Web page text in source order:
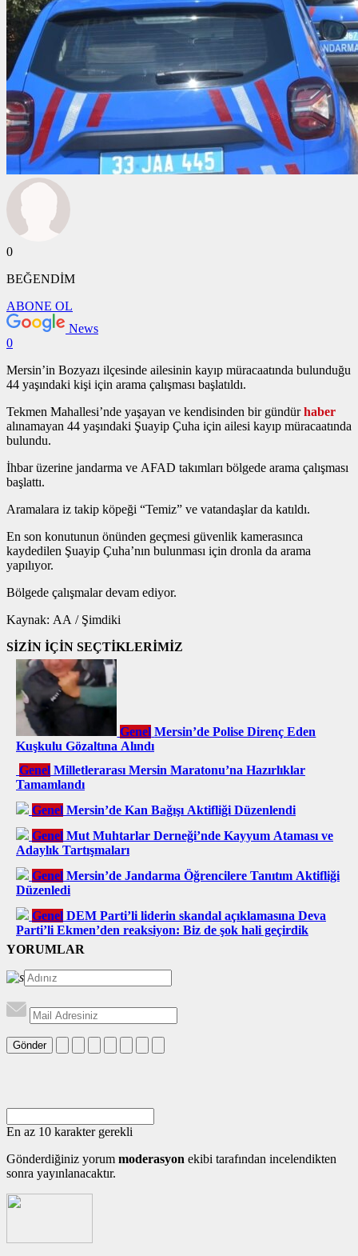
0
BEĞENDİM
ABONE OL
News
0
Mersin’in Bozyazı ilçesinde ailesinin kayıp müracaatında bulunduğu
44 yaşındaki kişi için arama çalışması başlatıldı.
Tekmen Mahallesi’nde yaşayan ve kendisinden bir gündürhaber
alınamayan 44 yaşındaki Şuayip Çuha için ailesi kayıp müracaatında
bulundu.
İhbar üzerine jandarma ve AFAD takımları bölgede arama çalışması
başlattı.
Aramalara iz takip köpeği “Temiz” ve vatandaşlar da katıldı.
En son konutunun önünden geçmesi güvenlik kamerasınca
kaydedilen Şuayip Çuha’nın bulunması için dronla da arama
yapılıyor.
Bölgede çalışmalar devam ediyor.
Kaynak: AA / Şimdiki
SİZİN İÇİN SEÇTİKLERİMİZ
Genel Mersin’de Polise Direnç Eden
Kuşkulu Gözaltına Alındı
Genel Milletlerarası Mersin Maratonu’na Hazırlıklar
Tamamlandı
Genel Mersin’de Kan Bağışı Aktifliği Düzenlendi
Genel Mut Muhtarlar Derneği’nde Kayyum Ataması ve
Adaylık Tartışmaları
Genel Mersin’de Jandarma Öğrencilere Tanıtım Aktifliği
Düzenledi
Genel DEM Parti’li liderin skandal açıklamasına Deva
Parti’li Ekmen’den reaksiyon: Biz de şok hali geçirdik
YORUMLAR
Gönder
En az 10 karakter gerekli
Gönderdiğiniz yorum moderasyon ekibi tarafından incelendikten
sonra yayınlanacaktır.